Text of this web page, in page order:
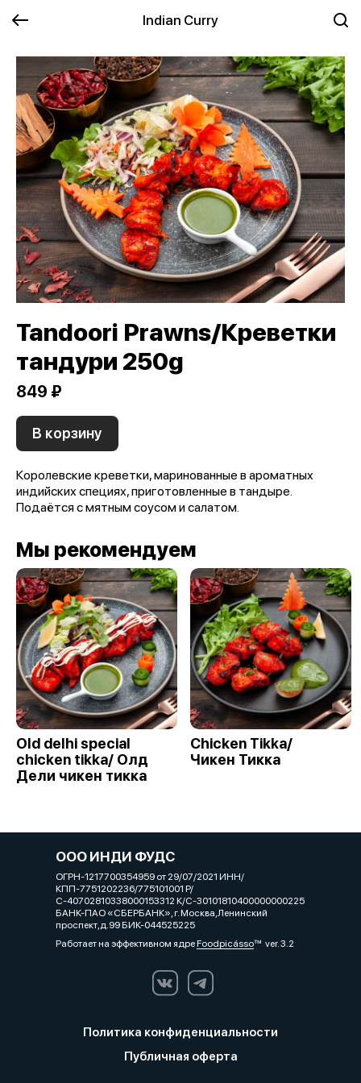
Indian Curry
Tandoori Prawns/Креветки
тандури 250g
849 ₽
В корзину
Королевские креветки, маринованные в ароматных
индийских специях, приготовленные в тандыре.
Подаётся с мятным соусом и салатом.
Мы рекомендуем
Old delhi special
chicken tikka/ Олд
Дели чикен тикка
Chicken Tikka/
Чикен Тикка
ООО ИНДИ ФУДС
ОГРН-1217700354959 от 29/07/2021 ИНН/
КПП-7751202236/775101001 Р/
С-40702810338000153312 К/С-30101810400000000225
БАНК-ПАО «СБЕРБАНК», г. Москва,Ленинский
проспект,д.99 БИК-044525225
Работает на эффективном ядреFoodpicássover. 3.2
Политика конфиденциальности
Публичная оферта